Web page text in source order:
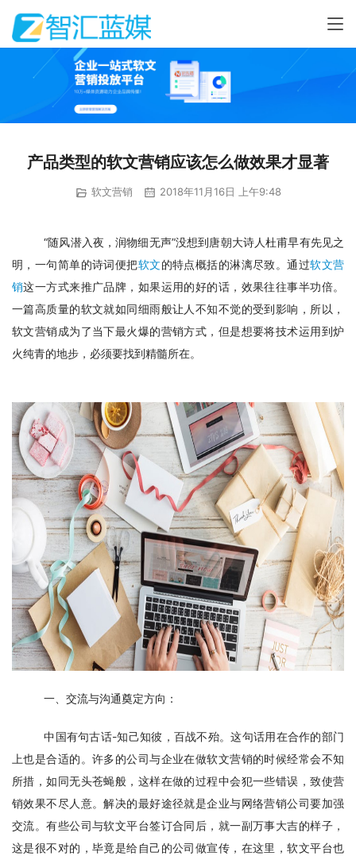
产品类型的软文营销应该怎么做效果才显著
软文营销 2018年11月16日 上午9:48
“随风潜入夜，润物细无声”没想到唐朝大诗人杜甫早有先见之
明，一句简单的诗词便把软文的特点概括的淋漓尽致。通过软文营
销这一方式来推广品牌，如果运用的好的话，效果往往事半功倍。
一篇高质量的软文就如同细雨般让人不知不觉的受到影响，所以，
软文营销成为了当下最火爆的营销方式，但是想要将技术运用到炉
火纯青的地步，必须要找到精髓所在。
一、交流与沟通奠定方向：
中国有句古话-知己知彼，百战不殆。这句话用在合作的部门
上也是合适的。许多的公司与企业在做软文营销的时候经常会不知
所措，如同无头苍蝇般，这样在做的过程中会犯一些错误，致使营
销效果不尽人意。解决的最好途径就是企业与网络营销公司要加强
交流。有些公司与软文平台签订合同后，就一副万事大吉的样子，
这是很不对的，毕竟是给自己的公司做宣传，在这里，软文平台也